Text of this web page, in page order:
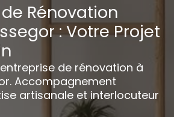
Rénovation
: Votre Projet
de rénovation à
Accompagnement
artisanale et interlocuteur